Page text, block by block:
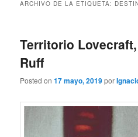
ARCHIVO DE LA ETIQUETA:
Territorio
Ruff
Posted on17 mayo, 2019por